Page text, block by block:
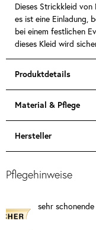
Produktdetails
Material & Pflege
Hersteller
Dieses Strickkleid
es ist eine Einladung,
bei einem festlichen
dieses Kleid wird
Pflegehinweise
sehr